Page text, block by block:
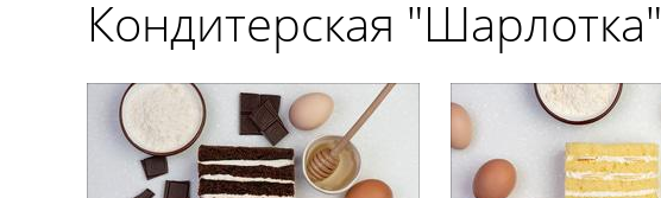
Кондитерская "Шарлотка"